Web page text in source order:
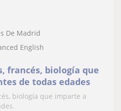
De Madrid
English
francés, biología que
de todas edades
biología que imparte a